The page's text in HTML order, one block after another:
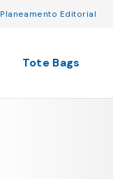
Planeamento Editorial
Tote Bags